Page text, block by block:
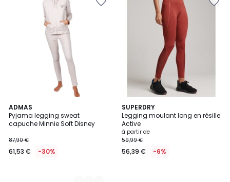
ADMAS
Pyjama legging sweat
capuche Minnie Soft Disney
87,90 €
61,53 € -30%
2
Couleurs
SUPERDRY
Legging moulant long en résille
Active
à partir de
59,99 €
56,39 € -6%